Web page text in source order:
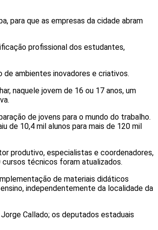
para que as empresas da cidade abram
profissional dos estudantes,
ambientes inovadores e criativos.
naquele jovem de 16 ou 17 anos, um
de jovens para o mundo do trabalho.
de 10,4 mil alunos para mais de 120 mil
produtivo, especialistas e coordenadores,
técnicos foram atualizados.
de materiais didáticos
independentemente da localidade da
Callado; os deputados estaduais